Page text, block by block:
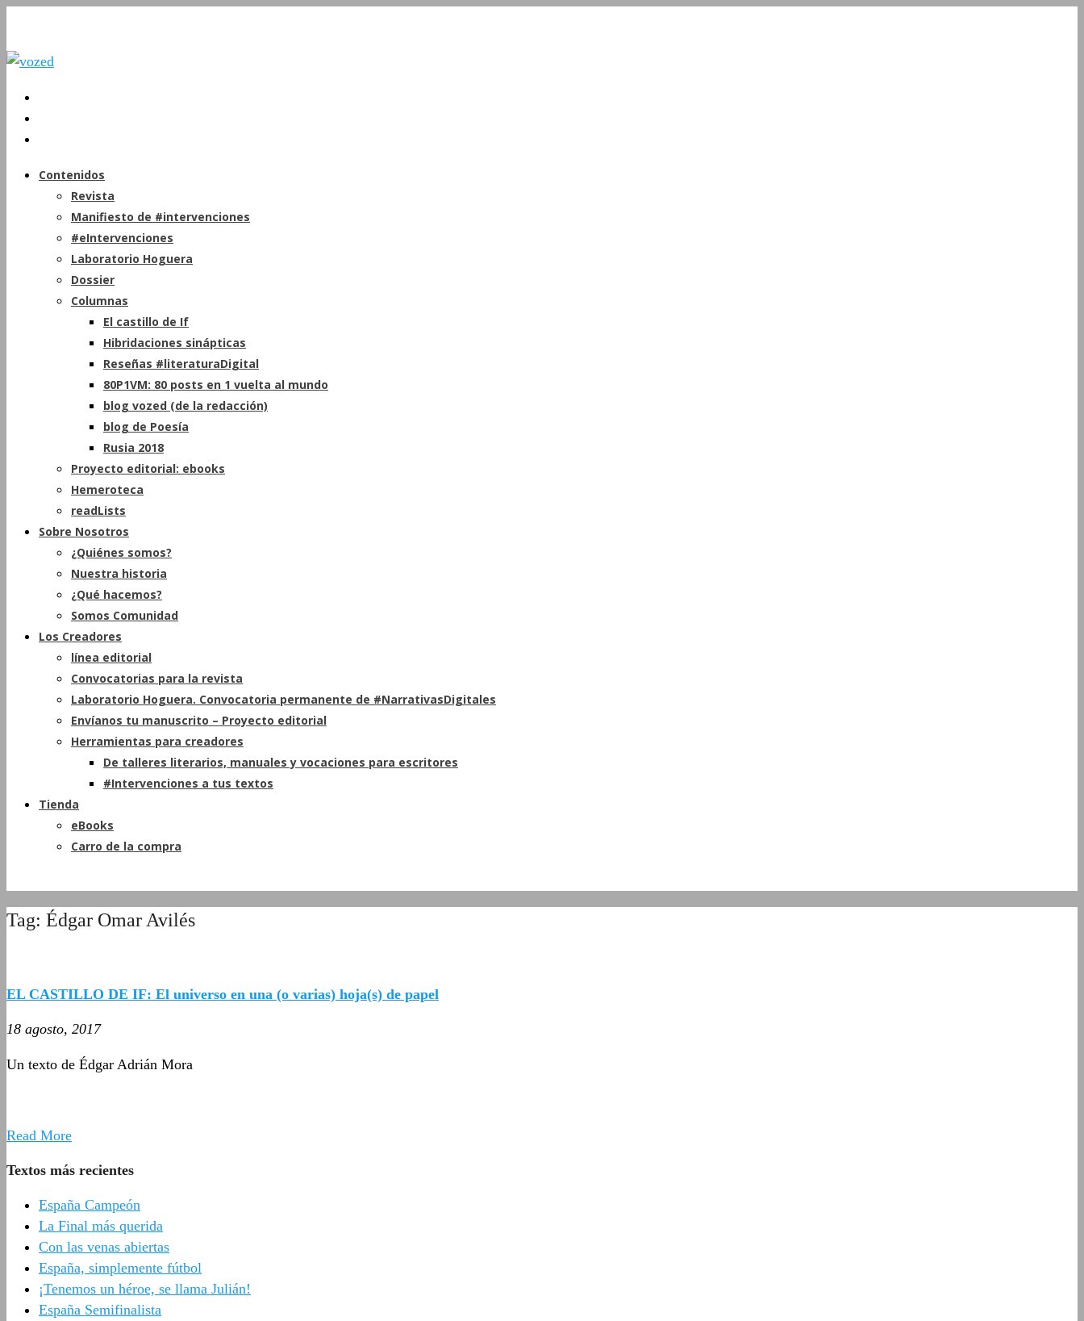
Contenidos
Revista
Manifiesto de #intervenciones
#eIntervenciones
Laboratorio Hoguera
Dossier
Columnas
El castillo de If
Hibridaciones sinápticas
Reseñas #literaturaDigital
80P1VM: 80 posts en 1 vuelta al mundo
blog vozed (de la redacción)
blog de Poesía
Rusia 2018
Proyecto editorial: ebooks
Hemeroteca
readLists
Sobre Nosotros
¿Quiénes somos?
Nuestra historia
¿Qué hacemos?
Somos Comunidad
Los Creadores
línea editorial
Convocatorias para la revista
Laboratorio Hoguera. Convocatoria permanente de #NarrativasDigitales
Envíanos tu manuscrito – Proyecto editorial
Herramientas para creadores
De talleres literarios, manuales y vocaciones para escritores
#Intervenciones a tus textos
Tienda
eBooks
Carro de la compra
Tag: Édgar Omar Avilés
EL CASTILLO DE IF: El universo en una (o varias) hoja(s) de papel
18 agosto, 2017
Un texto de Édgar Adrián Mora
Read More
Textos más recientes
España Campeón
La Final más querida
Con las venas abiertas
España, simplemente fútbol
¡Tenemos un héroe, se llama Julián!
España Semifinalista